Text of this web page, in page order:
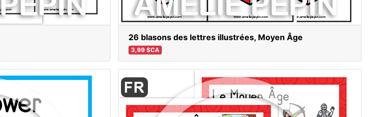
26 blasons des lettres illustrées, Moyen Âge
3,99 $CA